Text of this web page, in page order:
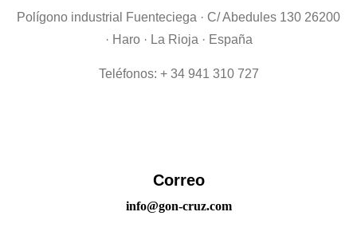
Polígono industrial Fuenteciega · C/ Abedules 130 26200
· Haro · La Rioja · España
Teléfonos: + 34 941 310 727
Correo
info@gon-cruz.com